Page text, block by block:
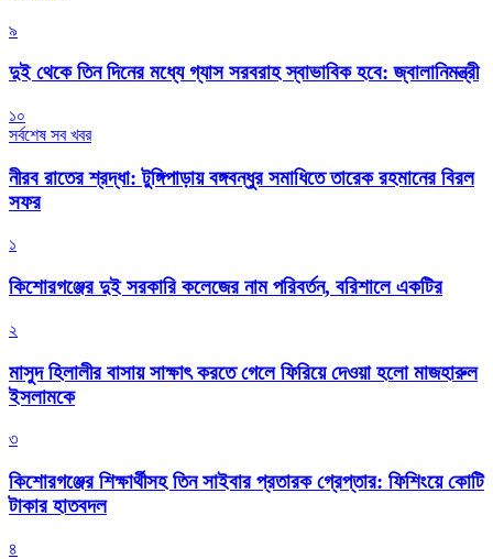
৯
দুই থেকে তিন দিনের মধ্যে গ্যাস সরবরাহ স্বাভাবিক হবে: জ্বালানিমন্ত্রী
১০
সর্বশেষ সব খবর
নীরব রাতের শ্রদ্ধা: টুঙ্গিপাড়ায় বঙ্গবন্ধুর সমাধিতে তারেক রহমানের বিরল
সফর
১
কিশোরগঞ্জের দুই সরকারি কলেজের নাম পরিবর্তন, বরিশালে একটির
২
মাসুদ হিলালীর বাসায় সাক্ষাৎ করতে গেলে ফিরিয়ে দেওয়া হলো মাজহারুল
ইসলামকে
৩
কিশোরগঞ্জের শিক্ষার্থীসহ তিন সাইবার প্রতারক গ্রেপ্তার: ফিশিংয়ে কোটি
টাকার হাতবদল
৪